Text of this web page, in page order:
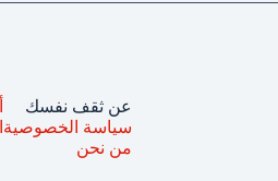
عن ثقف نفسك
سياسة الخصوصية
من نحن